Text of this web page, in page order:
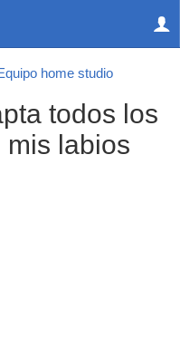
home studio
todos los
mis labios